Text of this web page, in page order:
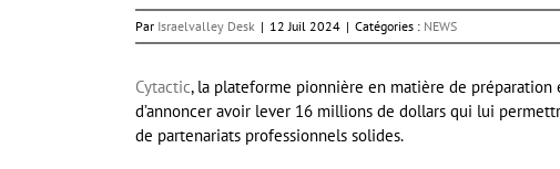
Par Israelvalley Desk | 12 Juil 2024 | Catégories : NEWS
Cytactic, la plateforme pionnière en matière de préparation
d’annoncer avoir lever 16 millions de dollars qui lui
de partenariats professionnels solides.